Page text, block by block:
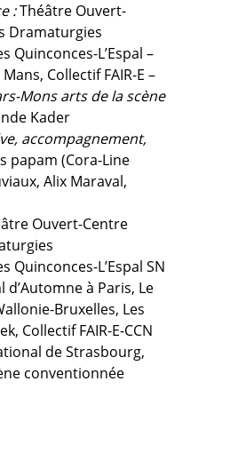
:Théâtre Ouvert-
Dramaturgies
Quinconces-L’Espal –
Collectif FAIR-E –
Mons arts de la scène
Kader
accompagnement,
papam (Cora-Line
Alix Maraval,
Ouvert-Centre
Quinconces-L’Espal SN
d’Automne à Paris, Le
Bruxelles, Les
Collectif FAIR-E-CCN
de Strasbourg,
conventionnée